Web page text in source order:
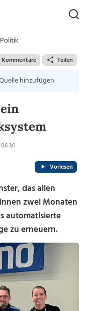
Kommentare Teilen
hinzufügen
Vorlesen
das allen
zwei Monaten
automatisierte
zu erneuern.